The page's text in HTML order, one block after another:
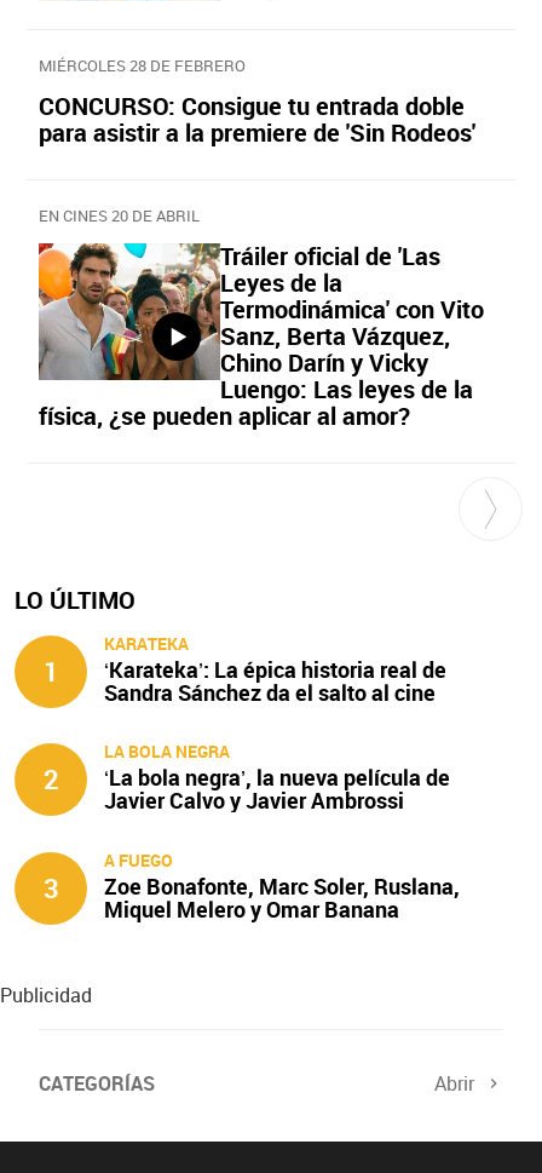
MIÉRCOLES 28 DE FEBRERO
CONCURSO: Consigue tu entrada doble
para asistir a la premiere de 'Sin Rodeos'
EN CINES 20 DE ABRIL
Tráiler oficial de 'Las
Leyes de la
Termodinámica' con Vito
Sanz, Berta Vázquez,
Chino Darín y Vicky
Luengo: Las leyes de la
física, ¿se pueden aplicar al amor?
LO ÚLTIMO
1
KARATEKA
‘Karateka’: La épica historia real de
Sandra Sánchez da el salto al cine
2
LA BOLA NEGRA
‘La bola negra’, la nueva película de
Javier Calvo y Javier Ambrossi
3
A FUEGO
Zoe Bonafonte, Marc Soler, Ruslana,
Miquel Melero y Omar Banana
protagonizan ‘A fuego’
Publicidad
CATEGORÍAS Abrir